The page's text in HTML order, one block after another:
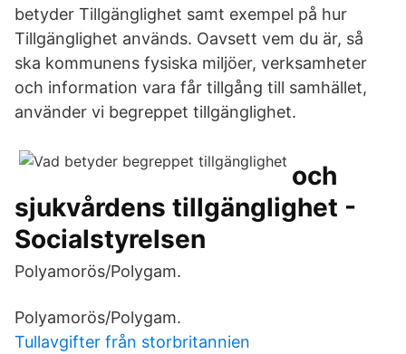
betyder Tillgänglighet samt exempel på hur
Tillgänglighet används. Oavsett vem du är, så
ska kommunens fysiska miljöer, verksamheter
och information vara får tillgång till samhället,
använder vi begreppet tillgänglighet.
och
sjukvårdens tillgänglighet -
Socialstyrelsen
Polyamorös/Polygam.
Polyamorös/Polygam.
Tullavgifter från storbritannien